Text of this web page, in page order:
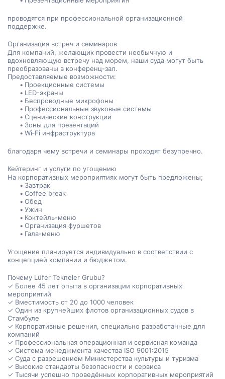
проводятся при профессиональной организационной
поддержке.
Организация встреч и семинаров
Для компаний, желающих провести необычную и
вдохновляющую встречу над морем, наши суда могут быть
преобразованы в конференц-зал.
Предоставляемые возможности:
Проекционные системы
LED-экраны
Беспроводные микрофоны
Профессиональные звуковые системы
Сценические конструкции
Зоны для презентаций
Wi‑Fi инфраструктура
благодаря чему встречи и семинары проходят безупречно.
Кейтеринг и услуги по угощению
На корпоративных мероприятиях могут быть предложены;
Завтрак
Coffee break
Обед
Ужин
Коктейль-меню
Организация фуршетов
Гала-меню
Угощение планируется индивидуально в соответствии с
концепцией компании и бюджетом.
Почему Lüfer Tekneler Grubu?
✓ Более 45 лет опыта в организации корпоративных
мероприятий
✓ Вместимость от 20 до 1000 человек
✓ Один из крупнейших флотов организационных судов в
Стамбуле
✓ Корпоративные решения, специально разработанные для
компаний
✓ Профессиональная операционная и сервисная команда
✓ Система менеджмента качества ISO 9001:2015
✓ Суда с разрешением Министерства культуры и туризма
✓ Высокие стандарты безопасности и сервиса
✓ Тысячи успешно проведённых корпоративных мероприятий